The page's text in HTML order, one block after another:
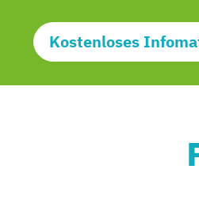
Kostenloses